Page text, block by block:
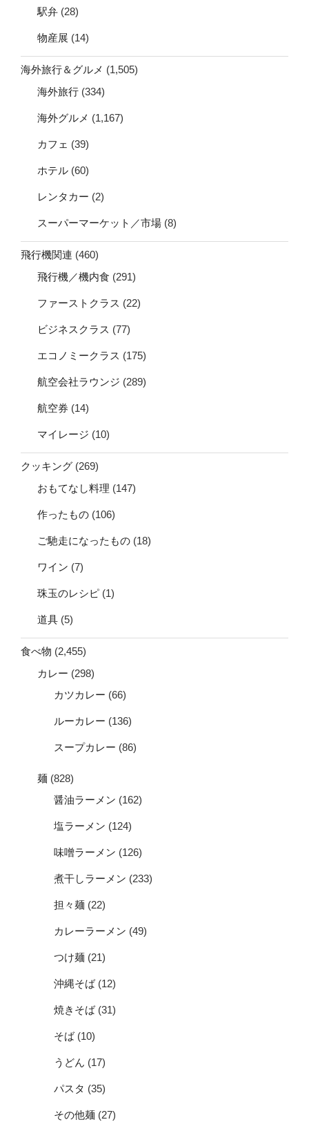
駅弁 (28)
物産展 (14)
海外旅行＆グルメ (1,505)
海外旅行 (334)
海外グルメ (1,167)
カフェ (39)
ホテル (60)
レンタカー (2)
スーパーマーケット／市場 (8)
飛行機関連 (460)
飛行機／機内食 (291)
ファーストクラス (22)
ビジネスクラス (77)
エコノミークラス (175)
航空会社ラウンジ (289)
航空券 (14)
マイレージ (10)
クッキング (269)
おもてなし料理 (147)
作ったもの (106)
ご馳走になったもの (18)
ワイン (7)
珠玉のレシピ (1)
道具 (5)
食べ物 (2,455)
カレー (298)
カツカレー (66)
ルーカレー (136)
スープカレー (86)
麺 (828)
醤油ラーメン (162)
塩ラーメン (124)
味噌ラーメン (126)
煮干しラーメン (233)
担々麺 (22)
カレーラーメン (49)
つけ麺 (21)
沖縄そば(12)
焼きそば(31)
そば(10)
うどん (17)
パスタ (35)
その他麺 (27)